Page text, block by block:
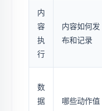
内
容
执
行
内容如何发
布和记录
数
据
哪些动作值